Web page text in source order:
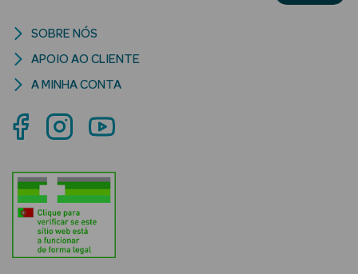
Cosmética
Corpo
Hidratantes
Protetores
Solares
Refirmantes
SOBRE NÓS
APOIO AO CLIENTE
A MINHA CONTA